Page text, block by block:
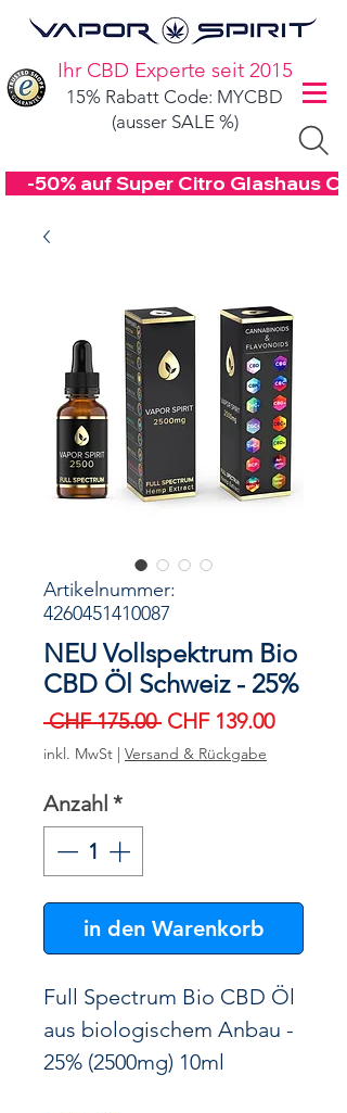
Ihr CBD Experte seit 2015
15% Rabatt Code: MYCBD
(ausser SALE %)
-50% auf Super Citro
Artikelnummer:
4260451410087
NEU Vollspektrum Bio
CBD Öl Schweiz - 25%
CHF 175.00 Standardpreis
CHF 139.00Sale-
inkl. MwSt | Versand & Rückgabe
Anzahl *
in den Warenkorb
Full Spectrum Bio CBD Öl
aus biologischem Anbau -
25% (2500mg) 10ml